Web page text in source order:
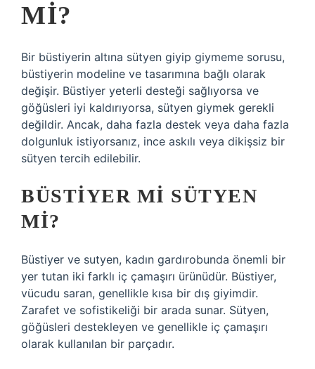
MI?
Bir büstiyerin altına sütyen giyip giymeme sorusu,
büstiyerin modeline ve tasarımına bağlı olarak
değişir. Büstiyer yeterli desteği sağlıyorsa ve
göğüsleri iyi kaldırıyorsa, sütyen giymek gerekli
değildir. Ancak, daha fazla destek veya daha fazla
dolgunluk istiyorsanız, ince askılı veya dikişsiz bir
sütyen tercih edilebilir.
BÜSTIYER MI SÜTYEN
MI?
Büstiyer ve sutyen, kadın gardırobunda önemli bir
yer tutan iki farklı iç çamaşırı ürünüdür. Büstiyer,
vücudu saran, genellikle kısa bir dış giyimdir.
Zarafet ve sofistikeliği bir arada sunar. Sütyen,
göğüsleri destekleyen ve genellikle iç çamaşırı
olarak kullanılan bir parçadır.